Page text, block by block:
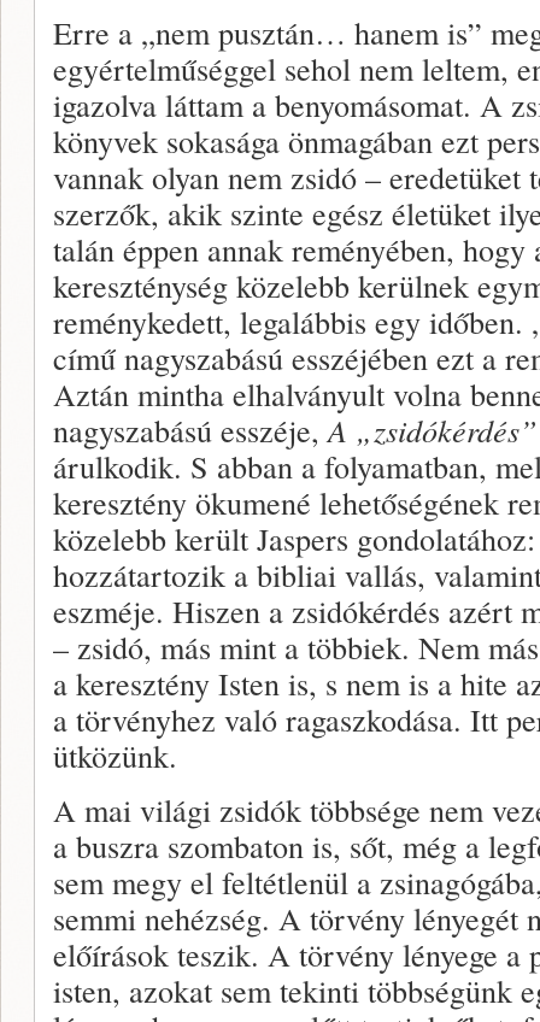
Erre a „nem pusztán… hanem is”
egyértelműséggel sehol nem leltem,
igazolva láttam a benyomásomat. A
könyvek sokasága önmagában ezt
vannak olyan nem zsidó – eredetüket
szerzők, akik szinte egész életüket
talán éppen annak reményében, hogy
kereszténység közelebb kerülnek
reménykedett, legalábbis egy időben.
című nagyszabású esszéjében ezt a
Aztán mintha elhalványult volna
nagyszabású esszéje,A
árulkodik. S abban a folyamatban,
keresztény ökumené lehetőségének
közelebb került Jaspers
hozzátartozik a bibliai vallás,
eszméje. Hiszen a zsidókérdés azért
– zsidó, más mint a többiek. Nem
a keresztény Isten is, s nem is a hite
a törvényhez való ragaszkodása. Itt
ütközünk.
A mai világi zsidók többsége nem
a buszra szombaton is, sőt, még a
sem megy el feltétlenül a
semmi nehézség. A törvény lényegét
előírások teszik. A törvény lényege a
isten, azokat sem tekinti többségünk